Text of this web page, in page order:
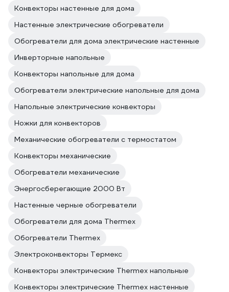
Конвекторы настенные для дома
Настенные электрические обогреватели
Обогреватели для дома электрические настенные
Инверторные напольные
Конвекторы напольные для дома
Обогреватели электрические напольные для дома
Напольные электрические конвекторы
Ножки для конвекторов
Механические обогреватели с термостатом
Конвекторы механические
Обогреватели механические
Энергосберегающие 2000 Вт
Настенные черные обогреватели
Обогреватели для дома Thermex
Обогреватели Thermex
Электроконвекторы Термекс
Конвекторы электрические Thermex напольные
Конвекторы электрические Thermex настенные